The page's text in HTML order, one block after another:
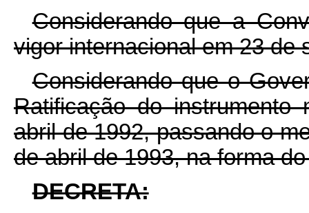
Considerando que a
vigor internacional em 23 de
Considerando que o
Ratificação do
abril de 1992, passando o
de abril de 1993, na forma
DECRETA: